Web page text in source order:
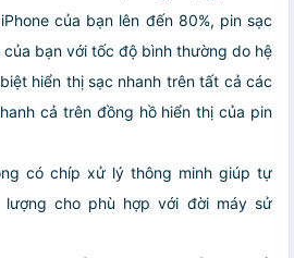
của bạn lên đến 80%, pin sạc
bạn với tốc độ bình thường do hệ
hiển thị sạc nhanh trên tất cả các
cả trên đồng hồ hiển thị của pin
có chíp xử lý thông minh giúp tự
lượng cho phù hợp với đời máy sử